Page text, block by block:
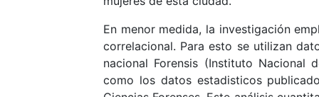
En menor medida, la investigación
correlacional. Para esto se utilizan
nacional Forensis (Instituto Nacional
como los datos estadisticos